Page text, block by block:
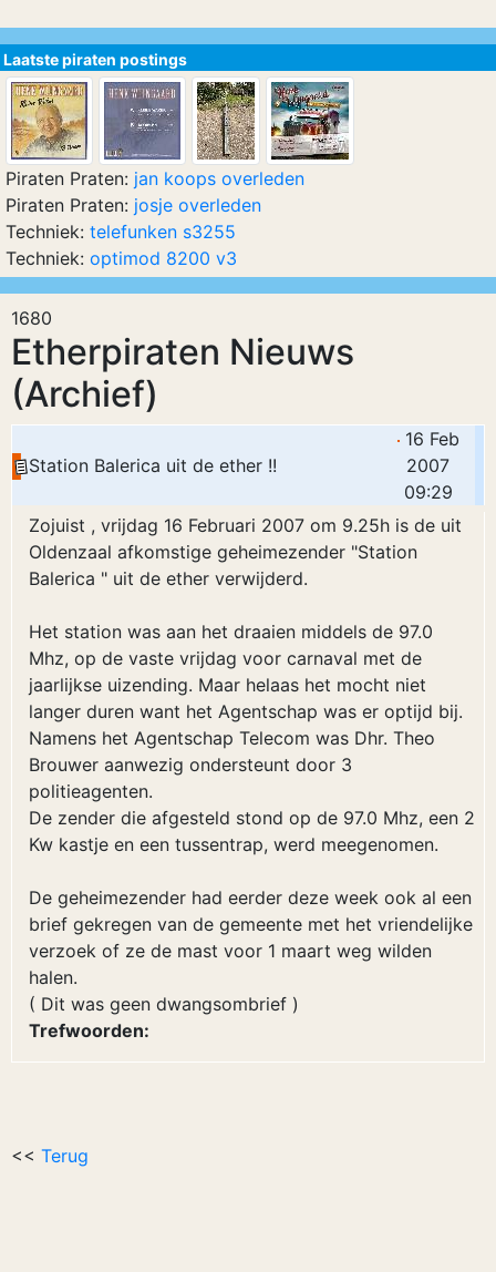
1680
Etherpiraten Nieuws
(Archief)
Station Balerica uit de ether !!
16 Feb
2007
09:29
Zojuist , vrijdag 16 Februari 2007 om 9.25h is de uit
Oldenzaal afkomstige geheimezender "Station
Balerica " uit de ether verwijderd.
Het station was aan het draaien middels de 97.0
Mhz, op de vaste vrijdag voor carnaval met de
jaarlijkse uizending. Maar helaas het mocht niet
langer duren want het Agentschap was er optijd bij.
Namens het Agentschap Telecom was Dhr. Theo
Brouwer aanwezig ondersteunt door 3
politieagenten.
De zender die afgesteld stond op de 97.0 Mhz, een 2
Kw kastje en een tussentrap, werd meegenomen.
De geheimezender had eerder deze week ook al een
brief gekregen van de gemeente met het vriendelijke
verzoek of ze de mast voor 1 maart weg wilden
halen.
( Dit was geen dwangsombrief )
Trefwoorden:
<< Terug
Laatste piraten postings
Piraten Praten: jan koops overleden
Piraten Praten: josje overleden
Techniek: telefunken s3255
Techniek: optimod 8200 v3